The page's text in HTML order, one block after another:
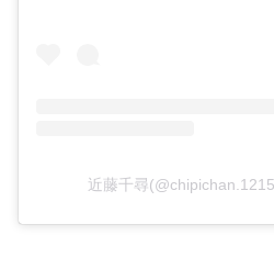
近藤千尋